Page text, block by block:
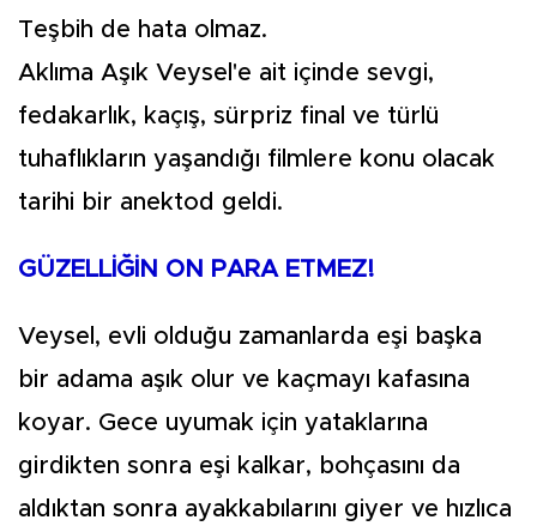
Teşbih de hata olmaz.
Aklıma Aşık Veysel'e ait içinde sevgi,
fedakarlık, kaçış, sürpriz final ve türlü
tuhaflıkların yaşandığı filmlere konu olacak
tarihi bir anektod geldi.
GÜZELLİĞİN ON PARA ETMEZ!
Veysel, evli olduğu zamanlarda eşi başka
bir adama aşık olur ve kaçmayı kafasına
koyar. Gece uyumak için yataklarına
girdikten sonra eşi kalkar, bohçasını da
aldıktan sonra ayakkabılarını giyer ve hızlıca